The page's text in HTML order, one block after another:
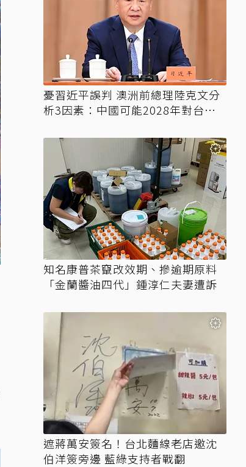
憂習近平誤判 澳洲前總理陸克文分
析3因素：中國可能2028年對台動
知名康普茶竄改效期、摻逾期原料
「金蘭醬油四代」鍾淳仁夫妻遭訴
遮蔣萬安簽名！台北麵線老店邀沈
伯洋簽旁邊 藍綠支持者戰翻